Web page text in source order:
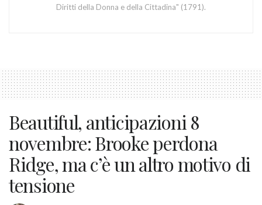
Diritti della Donna e della Cittadina" (1791).
Beautiful, anticipazioni 8
novembre: Brooke perdona
Ridge, ma c’è un altro motivo di
tensione